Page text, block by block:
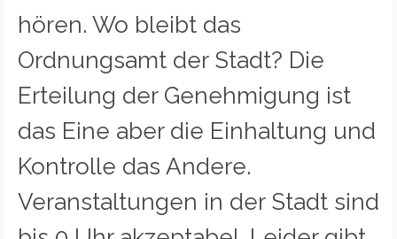
hören. Wo bleibt das
Ordnungsamt der Stadt? Die
Erteilung der Genehmigung ist
das Eine aber die Einhaltung und
Kontrolle das Andere.
Veranstaltungen in der Stadt sind